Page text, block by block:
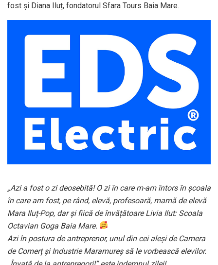
fost și Diana Iluț, fondatorul Sfara Tours Baia Mare.
„Azi a fost o zi deosebită! O zi în care m-am întors în școala
în care am fost, pe rând, elevă, profesoară, mamă de elevă
Mara Iluț-Pop, dar și fiică de învățătoare Livia Ilut: Scoala
Octavian Goga Baia Mare.
Azi în postura de antreprenor, unul din cei aleși de Camera
de Comerț și Industrie Maramureș să le vorbească elevilor.